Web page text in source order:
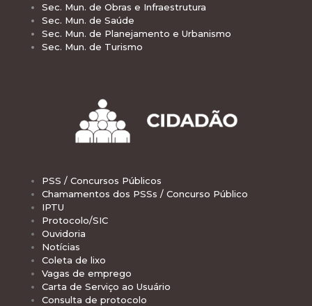
Sec. Mun. de Obras e Infraestrutura
Sec. Mun. de Saúde
Sec. Mun. de Planejamento e Urbanismo
Sec. Mun. de Turismo
PSS / Concursos Públicos
Chamamentos dos PSSs / Concurso Público
IPTU
Protocolo/SIC
Ouvidoria
Notícias
Coleta de lixo
Vagas de emprego
Carta de Serviço ao Usuário
Consulta de protocolo